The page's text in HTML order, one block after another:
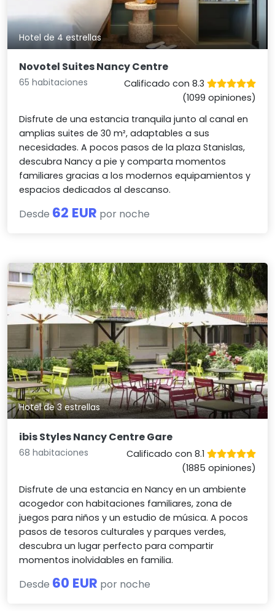
Hotel de 4 estrellas
Novotel Suites Nancy Centre
65 habitaciones
Calificado con 8.3
(1099 opiniones)
Disfrute de una estancia tranquila junto al canal en
amplias suites de 30 m², adaptables a sus
necesidades. A pocos pasos de la plaza Stanislas,
descubra Nancy a pie y comparta momentos
familiares gracias a los modernos equipamientos y
espacios dedicados al descanso.
Desde 62 EUR por noche
Hotel de 3 estrellas
ibis Styles Nancy Centre Gare
68 habitaciones
Calificado con 8.1
(1885 opiniones)
Disfrute de una estancia en Nancy en un ambiente
acogedor con habitaciones familiares, zona de
juegos para niños y un estudio de música. A pocos
pasos de tesoros culturales y parques verdes,
descubra un lugar perfecto para compartir
momentos inolvidables en familia.
Desde 60 EUR por noche